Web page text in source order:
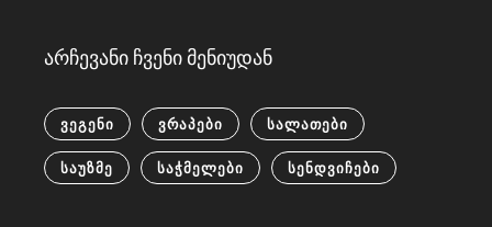
არჩევანი ჩვენი მენიუდან
ᲕᲔᲒᲔᲜᲘ ᲕᲠᲐᲞᲔᲑᲘ
ᲡᲐᲚᲐᲗᲔᲑᲘ
ᲡᲐᲣᲖᲛᲔ
ᲡᲐᲭᲛᲔᲚᲔᲑᲘ ᲡᲔᲜᲓᲕᲘᲩᲔᲑᲘ